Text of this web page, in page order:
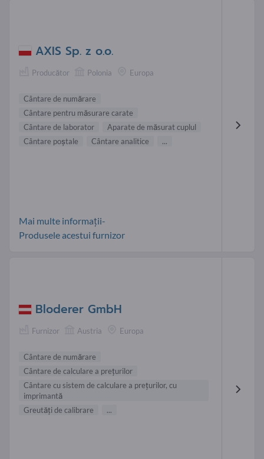
AXIS Sp. z o.o.
Producător Polonia Europa
Cântare de numărare
Cântare pentru măsurare carate
Cântare de laborator
Aparate de măsurat cuplul
Cântare poştale
Cântare analitice ...
Mai multe informații-
Produsele acestui furnizor
Bloderer GmbH
Furnizor Austria Europa
Cântare de numărare
Cântare de calculare a prețurilor
Cântare cu sistem de calculare a prețurilor, cu
imprimantă
Greutăți de calibrare
...